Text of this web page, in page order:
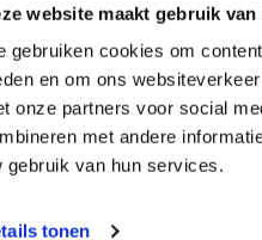
website maakt gebruik van
gebruiken cookies om
en om ons
onze partners voor social
met andere
gebruik van hun services.
tonen